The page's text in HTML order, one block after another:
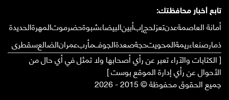
تابع أخبار محافظتك:
أمانة العاصمةعدنتعزلحجإبأبينالبيضاءشبوةحضرموتالمهرةالحديدة
ذمارصنعاءريمةالمحويتحجةصعدةالجوفمأربعمرانالضالعسقطرى
[ الكتابات والآراء تعبر عن رأي أصحابها ولا تمثل في أي حال من
الأحوال عن رأي إدارة الموقع بوست ]
جميع الحقوق محفوظة © 2015 - 2026